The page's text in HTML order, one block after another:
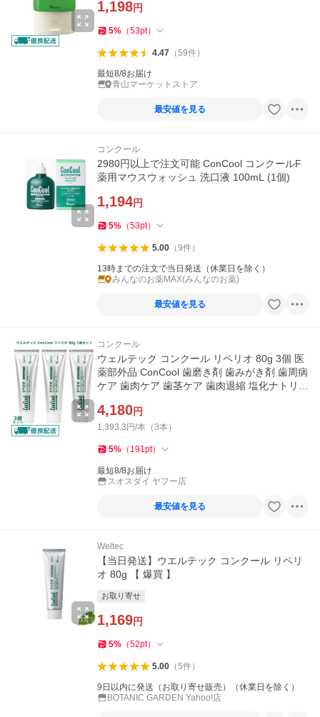
1,198円
5% （53pt）
4.47（59件）
最短8/8お届け
青山マーケットストア
最安値を見る
コンクール
2980円以上で注文可能 ConCool コンクールF
薬用マウスウォッシュ 洗口液 100mL (1個)
1,194円
5% （53pt）
5.00（9件）
13時までの注文で当日発送（休業日を除く）
みんなのお薬MAX(みんなのお薬)
最安値を見る
コンクール
ウェルテック コンクール リペリオ 80g 3個 医
薬部外品 ConCool 歯磨き剤 歯みがき剤 歯周病
ケア 歯肉ケア 歯茎ケア 歯肉退縮 塩化ナトリウ
4,180円
1,393.3円/本（3本）
5% （ 191pt）
最短8/8お届け
スオスダイ ヤフー店
最安値を見る
Weltec
【当日発送】ウエルテック コンクール リペリ
オ 80g 【 爆買 】
お取り寄せ
1,169円
5% （52pt）
5.00（5件）
9日以内に発送（お取り寄せ販売）（休業日を除く）
BOTANIC GARDEN Yahoo!店